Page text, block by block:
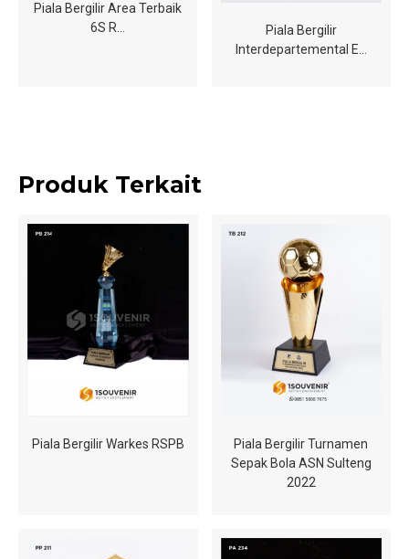
Piala Bergilir Area Terbaik
6S R…
Piala Bergilir
Interdepartemental E…
Produk Terkait
Piala Bergilir Warkes RSPB
Piala Bergilir Turnamen
Sepak Bola ASN Sulteng
2022